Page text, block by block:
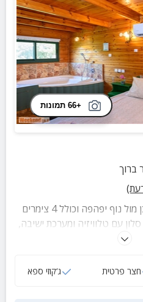
+66 תמונות
ברוך
מתחם אירוח קסום השוכן מול נוף יפהפה וכולל 4 צימרים
עם טלוויזיה ומערכת ישיבה,
נעים ומתחם חוץ פרטי. במתחם
חצר פרטית ג‘קוזי ספא